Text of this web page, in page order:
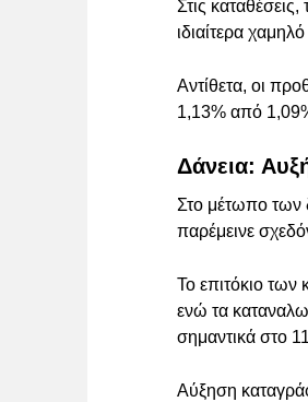
Στις
ιδιαίτερα
Αντίθετα, οι
1,13% από
Δάνεια:
Στο μέτωπο των
παρέμεινε
Το επιτόκιο των
ενώ τα
σημαντικά στο
Αύξηση